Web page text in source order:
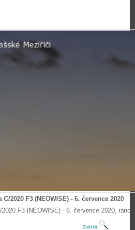
C/2020 F3 (NEOWISE) - 6. července 2020
2020 F3 (NEOWISE) - 6. července 2020, ráno
Zvětšit